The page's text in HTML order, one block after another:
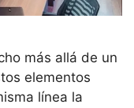
más allá de un
elementos
línea la